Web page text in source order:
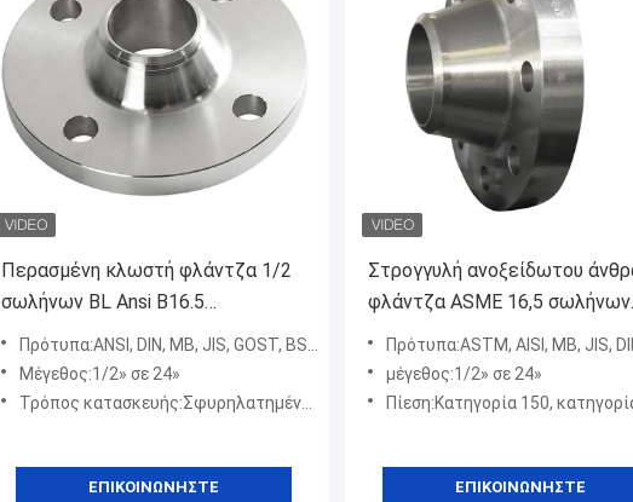
Περασμένη κλωστή φλάντζα 1/2
σωλήνων BL Ansi B16.5
ανοξείδωτο» σε 24»
Πρότυπα:ANSI, DIN, ΜΒ, JIS, GOST, BSW
Μέγεθος:1/2» σε 24»
Τρόπος κατασκευής:Σφυρηλατημένο κομμάτι
ΕΠΙΚΟΙΝΩΝΉΣΤΕ
Στρογγυλή ανοξείδωτου
φλάντζα ASME 16,5 σωλήνων
χάλυβα περασμένη κλωστή
Πρότυπα:ASTM, AISI, ΜΒ, JIS, DIN,
μέγεθος:1/2» σε 24»
Πίεση:Κατηγορία 150, κατηγορία 300, κατηγορία 600,
ΕΠΙΚΟΙΝΩΝΉΣΤΕ